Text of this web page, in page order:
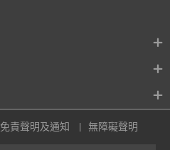
免責聲明及通知 無障礙聲明